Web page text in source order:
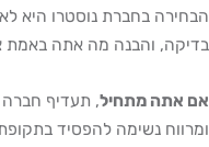
הבחירה בחברת נוסטרו היא
בדיקה, והבנה מה אתה באמת
אם אתה מתחיל, תעדיף חברה
ומרווח נשימה להפסיד